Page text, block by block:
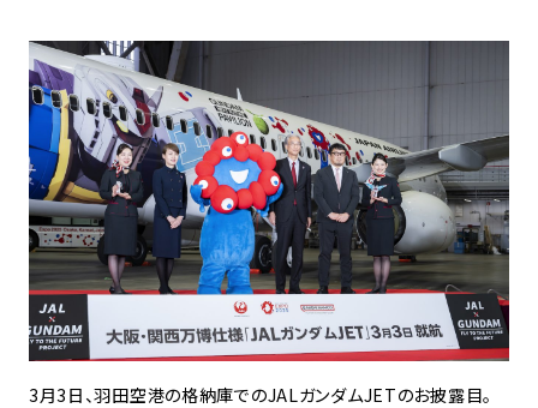
3月3日、羽田空港の格納庫でのJALガンダムJETのお披露目。